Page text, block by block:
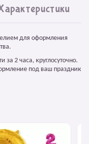
для оформления
2 часа, круглосуточно.
под ваш праздник